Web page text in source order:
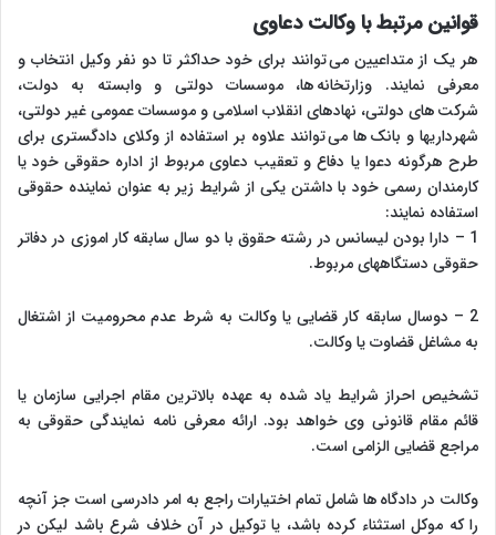
قوانین مرتبط با وکالت دعاوی
هر یک از متداعیین می توانند برای خود حداکثر تا دو نفر وکیل انتخاب و
معرفی نمایند. وزارتخانه ها، موسسات دولتی و وابسته به دولت،
شرکت های دولتی، نهادهای انقلاب اسلامی و موسسات عمومی غیر دولتی،
شهرداریها و بانک ها می توانند علاوه بر استفاده از وکلای دادگستری برای
طرح هرگونه دعوا یا دفاع و تعقیب دعاوی مربوط از اداره حقوقی خود یا
کارمندان رسمی خود با داشتن یکی از شرایط زیر به عنوان نماینده حقوقی
استفاده نمایند:
1 – دارا بودن لیسانس در رشته حقوق با دو سال سابقه کار اموزی در دفاتر
حقوقی دستگاههای مربوط.
2 – دوسال سابقه کار قضایی یا وکالت به شرط عدم محرومیت از اشتغال
به مشاغل قضاوت یا وکالت.
تشخیص احراز شرایط یاد شده به عهده بالاترین مقام اجرایی سازمان یا
قائم مقام قانونی وی خواهد بود. ارائه معرفی نامه نمایندگی حقوقی به
مراجع قضایی الزامی است.
وکالت در دادگاه ها شامل تمام اختیارات راجع به امر دادرسی است جز آنچه
را که موکل استثناء کرده باشد، یا توکیل در آن خلاف شرع باشد لیکن در